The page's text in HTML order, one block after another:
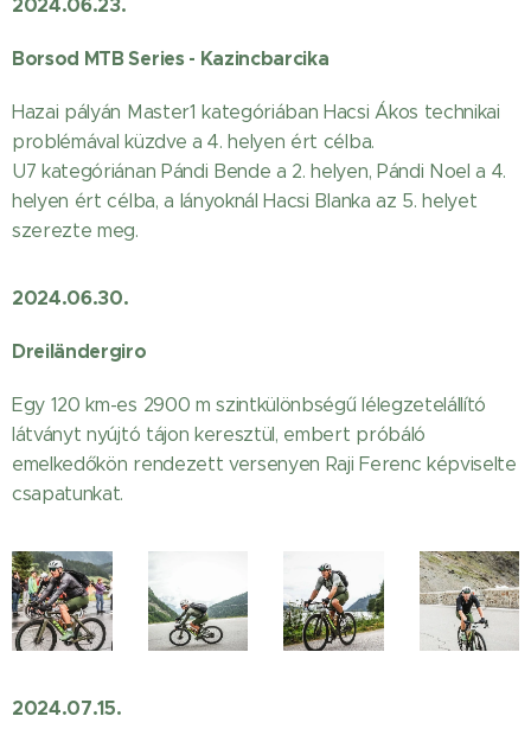
Borsod MTB Series - Kazincbarcika
Hazai pályán Master1 kategóriában Hacsi Ákos technikai
problémával küzdve a 4. helyen ért célba.
U7 kategóriánan Pándi Bende a 2. helyen, Pándi Noel a 4.
helyen ért célba, a lányoknál Hacsi Blanka az 5. helyet
szerezte meg.
2024.06.30.
Dreiländergiro
Egy 120 km-es 2900 m szintkülönbségű lélegzetelállító
látványt nyújtó tájon keresztül, embert próbáló
emelkedőkön rendezett versenyen Raji Ferenc képviselte
csapatunkat.
2024.07.15.